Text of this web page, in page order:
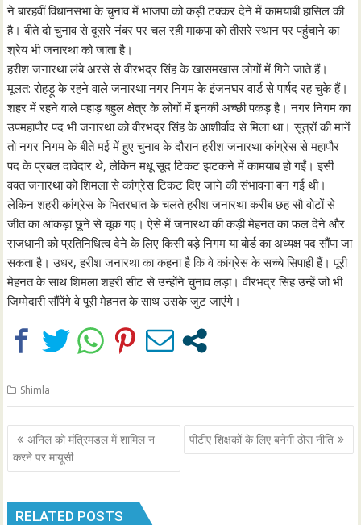
ने बारहवीं विधानसभा के चुनाव में भाजपा को कड़ी टक्कर देने में कामयाबी हासिल की
है। बीते दो चुनाव से दूसरे नंबर पर चल रही माकपा को तीसरे स्थान पर पहुंचाने का
श्रेय भी जनारथा को जाता है।
हरीश जनारथा लंबे अरसे से वीरभद्र सिंह के खासमखास लोगों में गिने जाते हैं।
मूलत: रोहड़ू के रहने वाले जनारथा नगर निगम के इंजनघर वार्ड से पार्षद रह चुके हैं।
शहर में रहने वाले पहाड़ बहुल क्षेत्र के लोगों में इनकी अच्छी पकड़ है। नगर निगम का
उपमहापौर पद भी जनारथा को वीरभद्र सिंह के आशीर्वाद से मिला था। सूत्रों की मानें
तो नगर निगम के बीते मई में हुए चुनाव के दौरान हरीश जनारथा कांग्रेस से महापौर
पद के प्रबल दावेदार थे, लेकिन मधू सूद टिकट झटकने में कामयाब हो गईं। इसी
वक्त जनारथा को शिमला से कांग्रेस टिकट दिए जाने की संभावना बन गई थी।
लेकिन शहरी कांग्रेस के भितरघात के चलते हरीश जनारथा करीब छह सौ वोटों से
जीत का आंकड़ा छूने से चूक गए। ऐसे में जनारथा की कड़ी मेहनत का फल देने और
राजधानी को प्रतिनिधित्व देने के लिए किसी बड़े निगम या बोर्ड का अध्यक्ष पद सौंपा जा
सकता है। उधर, हरीश जनारथा का कहना है कि वे कांग्रेस के सच्चे सिपाही हैं। पूरी
मेहनत के साथ शिमला शहरी सीट से उन्होंने चुनाव लड़ा। वीरभद्र सिंह उन्हें जो भी
जिम्मेदारी सौंपेंगे वे पूरी मेहनत के साथ उसके जुट जाएंगे।
Shimla
Post
navigation
अनिल को मंत्रिमंडल में शामिल न
करने पर मायूसी
पीटीए शिक्षकों के लिए बनेगी ठोस नीति
RELATED POSTS